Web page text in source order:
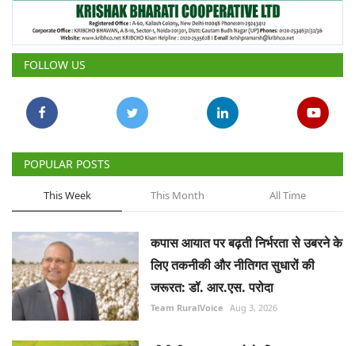
FOLLOW US
POPULAR POSTS
This Week This Month All Time
कपास आयात पर बढ़ती निर्भरता से उबरने के
लिए तकनीकी और नीतिगत सुधारों की
जरूरत: डॉ. आर.एस. परोदा
Team RuralVoice Aug 3, 2026